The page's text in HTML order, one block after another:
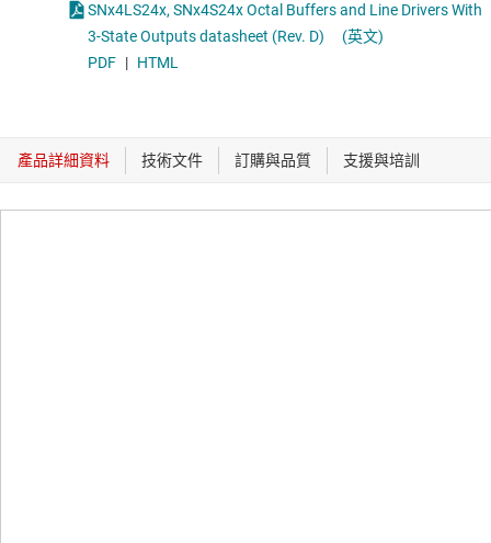
SNx4LS24x, SNx4S24x Octal Buffers and Line Drivers With
3-State Outputs datasheet (Rev. D)
(英文)
PDF | HTML